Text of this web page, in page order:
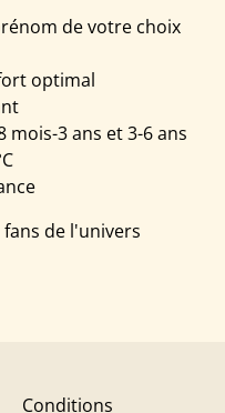
de votre choix
optimal
mois-3 ans et 3-6 ans
de l'univers
Conditions